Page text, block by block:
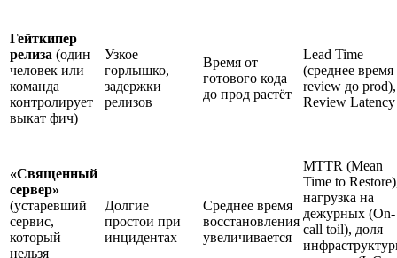
Гейткипер
релиза (один
человек или
команда
контролирует
выкат фич)
Узкое
горлышко,
задержки
релизов
Время от
готового кода
до прод растёт
Lead Time
(среднее время
review до prod),
Review Latency
«Священный
сервер»
(устаревший
сервис,
который
нельзя
Долгие
простои при
инцидентах
Среднее время
восстановления
увеличивается
MTTR (Mean
Time to
нагрузка на
дежурных (On-
call toil), доля